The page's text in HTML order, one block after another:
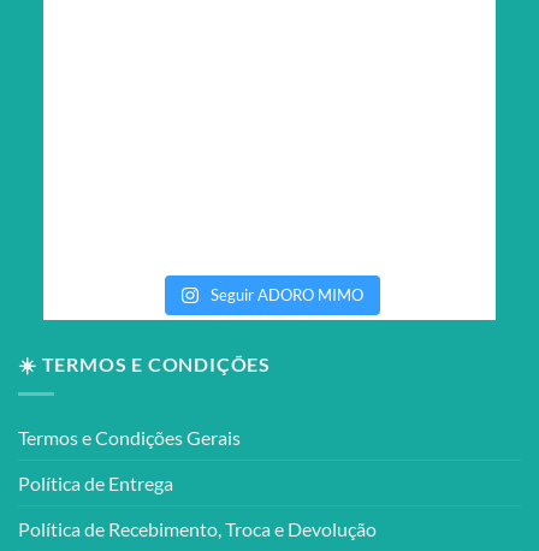
Seguir ADORO MIMO
☀️ TERMOS E CONDIÇÕES
Termos e Condições Gerais
Política de Entrega
Política de Recebimento, Troca e Devolução